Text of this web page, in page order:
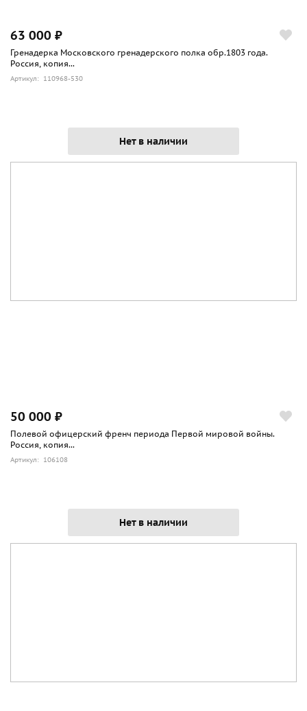
63 000 ₽
Гренадерка Московского гренадерского полка обр.1803 года.
Россия, копия...
Артикул: 110968-530
Нет в наличии
50 000 ₽
Полевой офицерский френч периода Первой мировой войны.
Россия, копия...
Артикул: 106108
Нет в наличии